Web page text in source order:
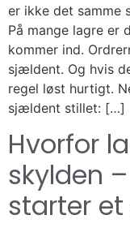
er ikke det samme
På mange lagre er
kommer ind.
sjældent. Og hvis
regel løst hurtigt.
sjældent stillet: […]
Hvorfor
skylden
starter